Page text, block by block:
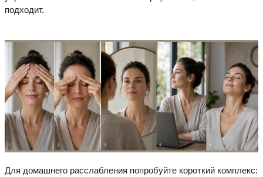
подходит.
Для домашнего расслабления попробуйте короткий комплекс: